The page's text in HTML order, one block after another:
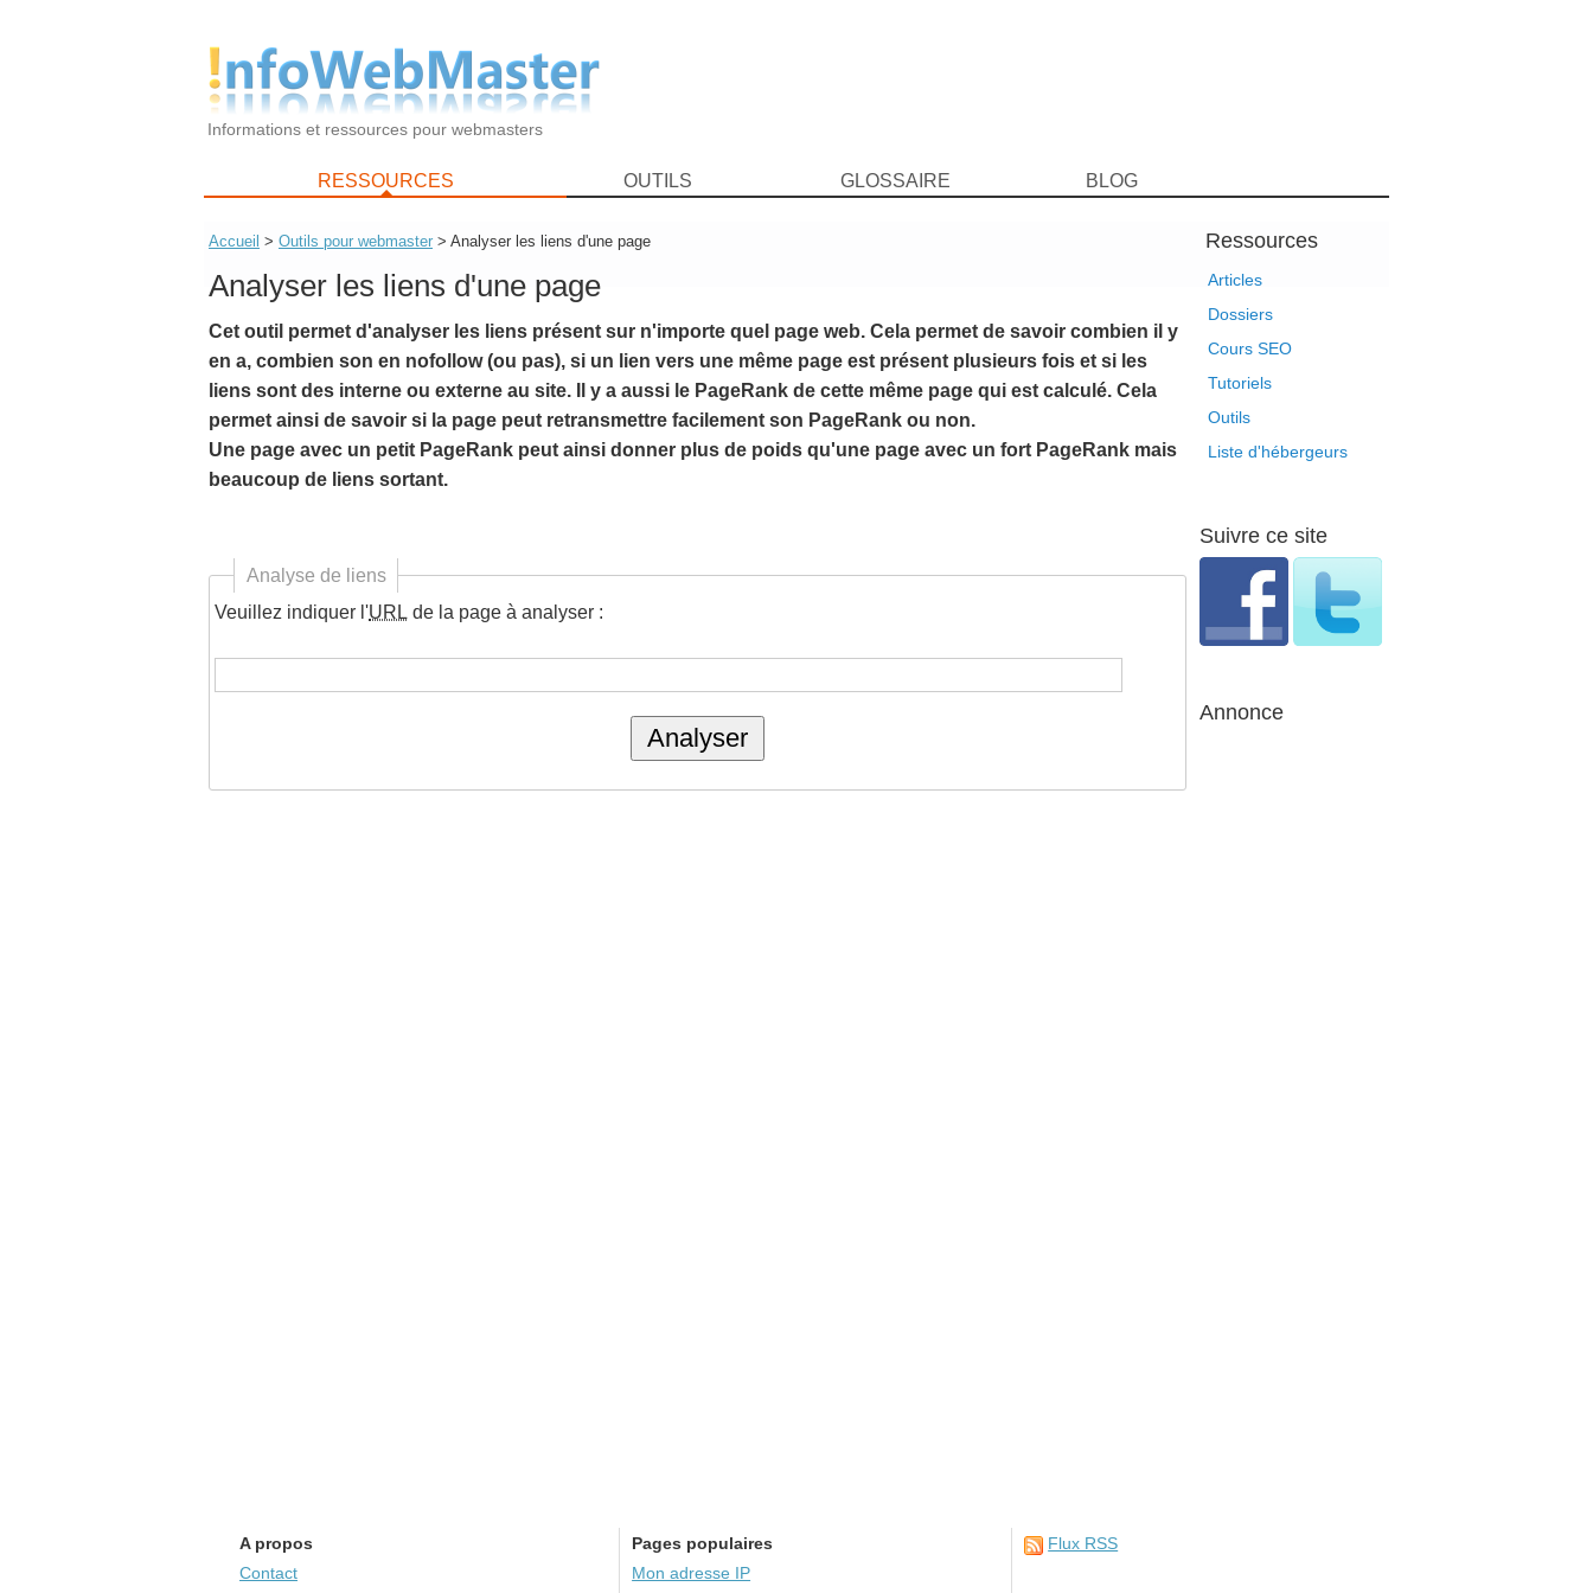
Informations et ressources pour webmasters
RESSOURCES OUTILS GLOSSAIRE BLOG
Ressources
Articles
Dossiers
Cours SEO
Tutoriels
Outils
Liste d'hébergeurs
Suivre ce site
Annonce
Accueil > Outils pour webmaster > Analyser les liens d'une page
Analyser les liens d'une page
Cet outil permet d'analyser les liens présent sur n'importe quel page web. Cela permet de savoir combien il y
en a, combien son en nofollow (ou pas), si un lien vers une même page est présent plusieurs fois et si les
liens sont des interne ou externe au site. Il y a aussi le PageRank de cette même page qui est calculé. Cela
permet ainsi de savoir si la page peut retransmettre facilement son PageRank ou non.
Une page avec un petit PageRank peut ainsi donner plus de poids qu'une page avec un fort PageRank mais
beaucoup de liens sortant.
Analyse de liens
Veuillez indiquer l'URL de la page à analyser :
A propos
Contact
Pages populaires
Mon adresse IP
Flux RSS